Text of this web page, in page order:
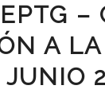
–
A